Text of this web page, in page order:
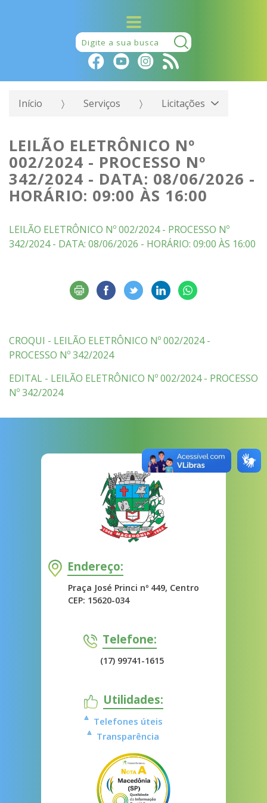
Pesquisar:
Início Serviços Licitações
LEILÃO ELETRÔNICO Nº
002/2024 - PROCESSO Nº
342/2024 - DATA: 08/06/2026 -
HORÁRIO: 09:00 ÀS 16:00
LEILÃO ELETRÔNICO Nº 002/2024 - PROCESSO Nº
342/2024 - DATA: 08/06/2026 - HORÁRIO: 09:00 ÀS 16:00
CROQUI - LEILÃO ELETRÔNICO Nº 002/2024 -
PROCESSO Nº 342/2024
EDITAL - LEILÃO ELETRÔNICO Nº 002/2024 - PROCESSO
Nº 342/2024
Endereço:
Praça José Princi nº 449, Centro
CEP: 15620-034
Telefone:
(17) 99741-1615
Utilidades:
Telefones úteis
Transparência